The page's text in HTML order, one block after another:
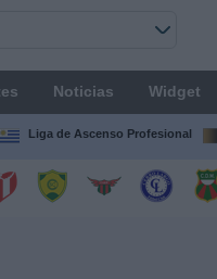
Noticias Widget
Liga de Ascenso Profesional